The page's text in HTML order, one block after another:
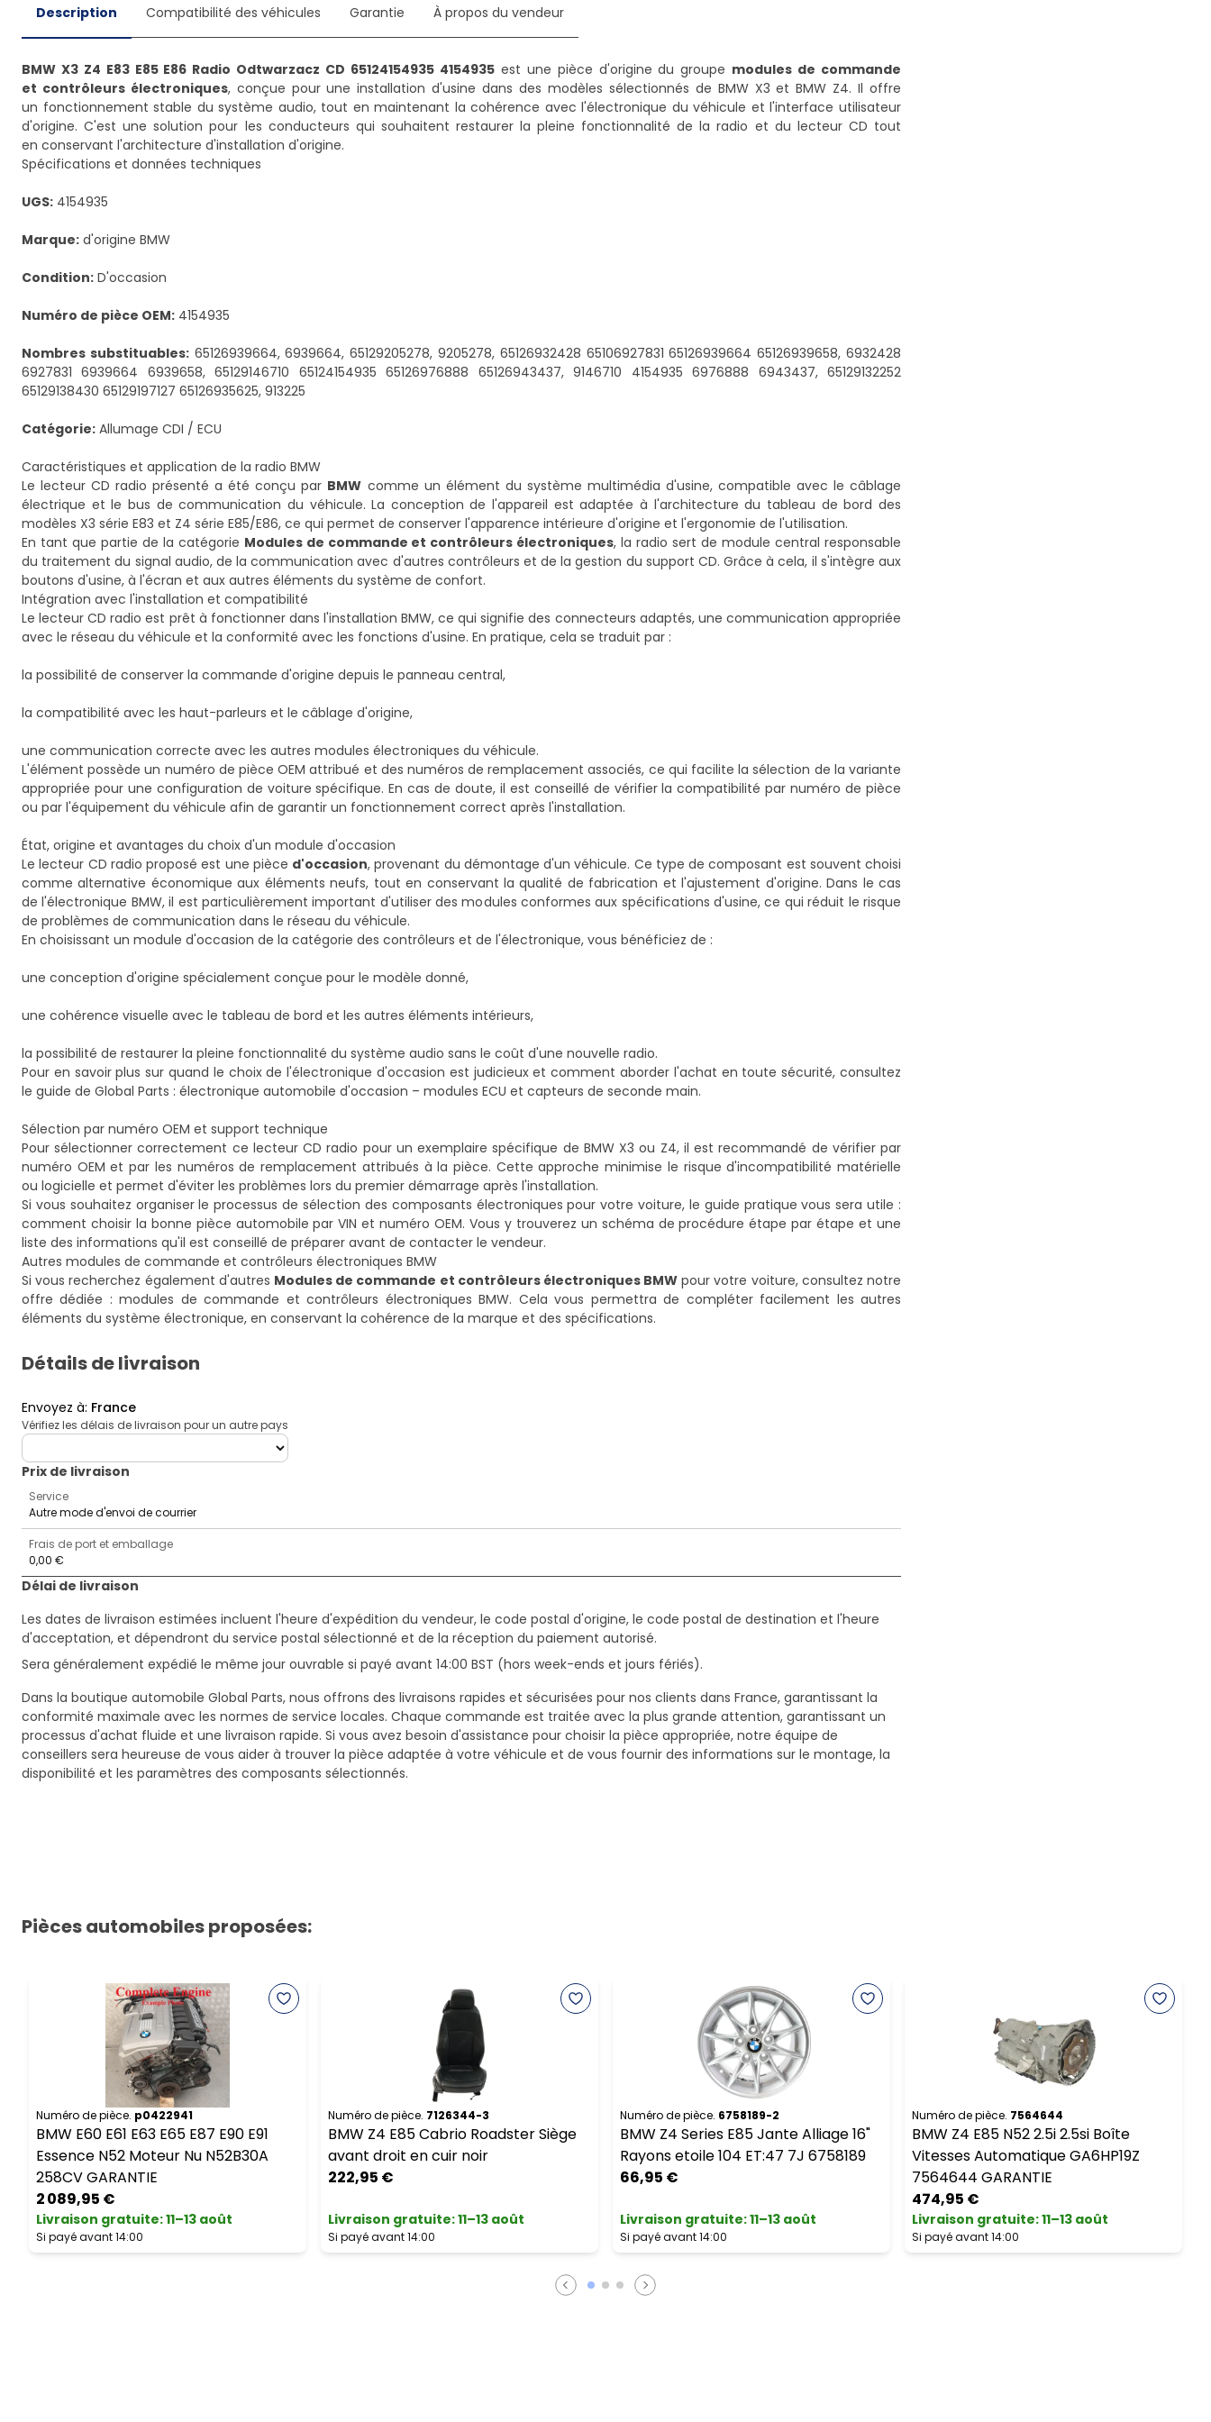
Description Compatibilité des véhicules Garantie À propos du vendeur
BMW X3 Z4 E83 E85 E86 Radio Odtwarzacz CD 65124154935 4154935est une pièce d'origine du groupe modules de commande
et contrôleurs électroniques, conçue pour une installation d'usine dans des modèles sélectionnés de BMW X3 et BMW Z4. Il offre
un fonctionnement stable du système audio, tout en maintenant la cohérence avec l'électronique du véhicule et l'interface utilisateur
d'origine. C'est une solution pour les conducteurs qui souhaitent restaurer la pleine fonctionnalité de la radio et du lecteur CD tout
en conservant l'architecture d'installation d'origine.
Spécifications et données techniques
UGS: 4154935
Marque: d'origine BMW
Condition: D'occasion
Numéro de pièce OEM: 4154935
Nombres substituables:65126939664, 6939664, 65129205278, 9205278, 65126932428 65106927831 65126939664 65126939658, 6932428
6927831 6939664 6939658, 65129146710 65124154935 65126976888 65126943437, 9146710 4154935 6976888 6943437, 65129132252
65129138430 65129197127 65126935625, 913225
Catégorie: Allumage CDI / ECU
Caractéristiques et application de la radio BMW
Le lecteur CD radio présenté a été conçu par BMW comme un élément du système multimédia d'usine, compatible avec le câblage
électrique et le bus de communication du véhicule. La conception de l'appareil est adaptée à l'architecture du tableau de bord des
modèles X3 série E83 et Z4 série E85/E86, ce qui permet de conserver l'apparence intérieure d'origine et l'ergonomie de l'utilisation.
En tant que partie de la catégorie Modules de commande et contrôleurs électroniques, la radio sert de module central responsable
du traitement du signal audio, de la communication avec d'autres contrôleurs et de la gestion du support CD. Grâce à cela, il s'intègre aux
boutons d'usine, à l'écran et aux autres éléments du système de confort.
Intégration avec l'installation et compatibilité
Le lecteur CD radio est prêt à fonctionner dans l'installation BMW, ce qui signifie des connecteurs adaptés, une communication appropriée
avec le réseau du véhicule et la conformité avec les fonctions d'usine. En pratique, cela se traduit par :
la possibilité de conserver la commande d'origine depuis le panneau central,
la compatibilité avec les haut-parleurs et le câblage d'origine,
une communication correcte avec les autres modules électroniques du véhicule.
L'élément possède un numéro de pièce OEM attribué et des numéros de remplacement associés, ce qui facilite la sélection de la variante
appropriée pour une configuration de voiture spécifique. En cas de doute, il est conseillé de vérifier la compatibilité par numéro de pièce
ou par l'équipement du véhicule afin de garantir un fonctionnement correct après l'installation.
État, origine et avantages du choix d'un module d'occasion
Le lecteur CD radio proposé est une pièce d'occasion, provenant du démontage d'un véhicule. Ce type de composant est souvent choisi
comme alternative économique aux éléments neufs, tout en conservant la qualité de fabrication et l'ajustement d'origine. Dans le cas
de l'électronique BMW, il est particulièrement important d'utiliser des modules conformes aux spécifications d'usine, ce qui réduit le risque
de problèmes de communication dans le réseau du véhicule.
En choisissant un module d'occasion de la catégorie des contrôleurs et de l'électronique, vous bénéficiez de :
une conception d'origine spécialement conçue pour le modèle donné,
une cohérence visuelle avec le tableau de bord et les autres éléments intérieurs,
la possibilité de restaurer la pleine fonctionnalité du système audio sans le coût d'une nouvelle radio.
Pour en savoir plus sur quand le choix de l'électronique d'occasion est judicieux et comment aborder l'achat en toute sécurité, consultez
le guide de Global Parts : électronique automobile d'occasion – modules ECU et capteurs de seconde main.
Sélection par numéro OEM et support technique
Pour sélectionner correctement ce lecteur CD radio pour un exemplaire spécifique de BMW X3 ou Z4, il est recommandé de vérifier par
numéro OEM et par les numéros de remplacement attribués à la pièce. Cette approche minimise le risque d'incompatibilité matérielle
ou logicielle et permet d'éviter les problèmes lors du premier démarrage après l'installation.
Si vous souhaitez organiser le processus de sélection des composants électroniques pour votre voiture, le guide pratique vous sera utile :
comment choisir la bonne pièce automobile par VIN et numéro OEM. Vous y trouverez un schéma de procédure étape par étape et une
liste des informations qu'il est conseillé de préparer avant de contacter le vendeur.
Autres modules de commande et contrôleurs électroniques BMW
Si vous recherchez également d'autres Modules de commande et contrôleurs électroniques BMW pour votre voiture, consultez notre
offre dédiée :modules de commande et contrôleurs électroniques BMW. Cela vous permettra de compléter facilement les autres
éléments du système électronique, en conservant la cohérence de la marque et des spécifications.
Détails de livraison
Envoyez à: France
Vérifiez les délais de livraison pour un autre pays
deliveryCountry
Prix ​​de livraison
Service
Autre mode d'envoi de courrier
Frais de port et emballage
0,00 €
Délai de livraison
Les dates de livraison estimées incluent l'heure d'expédition du vendeur, le code postal d'origine, le code postal de destination et l'heure
d'acceptation, et dépendront du service postal sélectionné et de la réception du paiement autorisé.
Sera généralement expédié le même jour ouvrable si payé avant 14:00 BST (hors week-ends et jours fériés).
Dans la boutique automobile Global Parts, nous offrons des livraisons rapides et sécurisées pour nos clients dans France, garantissant la
conformité maximale avec les normes de service locales. Chaque commande est traitée avec la plus grande attention, garantissant un
processus d'achat fluide et une livraison rapide. Si vous avez besoin d'assistance pour choisir la pièce appropriée, notre équipe de
conseillers sera heureuse de vous aider à trouver la pièce adaptée à votre véhicule et de vous fournir des informations sur le montage, la
disponibilité et les paramètres des composants sélectionnés.
Pièces automobiles proposées:
Numéro de pièce. p0422941
BMW E60 E61 E63 E65 E87 E90 E91
Essence N52 Moteur Nu N52B30A
258CV GARANTIE
2 089,95 €
Livraison gratuite:11–13 août
Si payé avant 14:00
Numéro de pièce. 7126344-3
BMW Z4 E85 Cabrio Roadster Siège
avant droit en cuir noir
222,95 €
Livraison gratuite:11–13 août
Si payé avant 14:00
Numéro de pièce. 6758189-2
BMW Z4 Series E85 Jante Alliage 16"
Rayons etoile 104 ET:47 7J 6758189
66,95 €
Livraison gratuite:11–13 août
Si payé avant 14:00
Numéro de pièce. 7564644
BMW Z4 E85 N52 2.5i 2.5si Boîte
Vitesses Automatique GA6HP19Z
7564644 GARANTIE
474,95 €
Livraison gratuite:11–13 août
Si payé avant 14:00